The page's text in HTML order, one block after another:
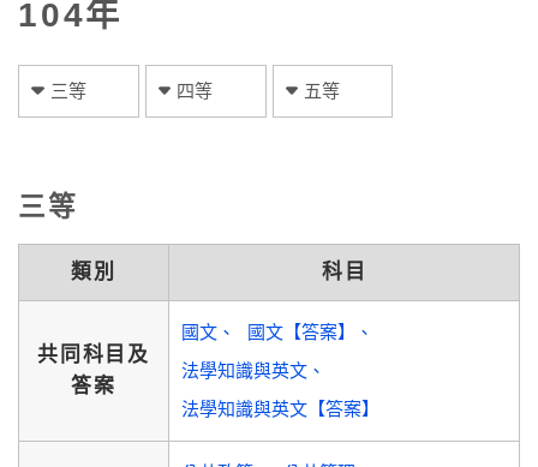
104年
三等 四等 五等
三等
類別 科目
共同科目及
答案
國文
國文【答案】
法學知識與英文
法學知識與英文【答案】